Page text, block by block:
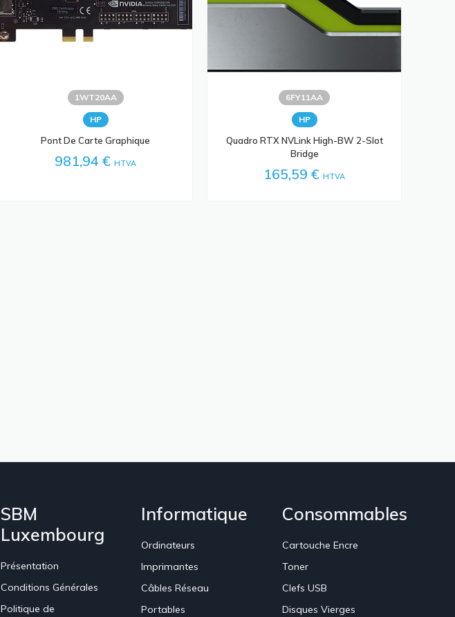
1WT20AA
HP
Pont De Carte Graphique
981,94 € HTVA
6FY11AA
HP
Quadro RTX NVLink High-BW 2-Slot
Bridge
165,59 € HTVA
SBM
Luxembourg
Présentation
Conditions Générales
Politique de
Informatique
Ordinateurs
Imprimantes
Câbles Réseau
Portables
Consommables
Cartouche Encre
Toner
Clefs USB
Disques Vierges